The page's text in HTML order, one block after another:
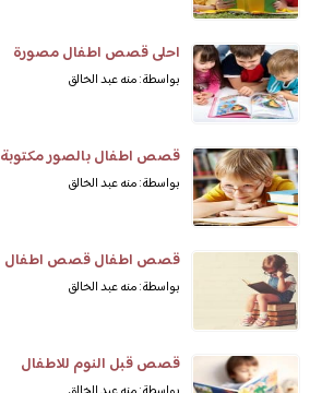
احلى قصص اطفال مصورة
بواسطة: منه عبد الخالق
قصص اطفال بالصور مكتوبة
بواسطة: منه عبد الخالق
قصص اطفال قصص اطفال
بواسطة: منه عبد الخالق
قصص قبل النوم للاطفال